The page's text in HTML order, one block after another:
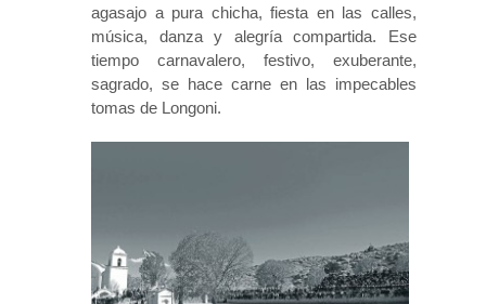
agasajo a pura chicha, fiesta en las calles,
música, danza y alegría compartida. Ese
tiempo carnavalero, festivo, exuberante,
sagrado, se hace carne en las impecables
tomas de Longoni.